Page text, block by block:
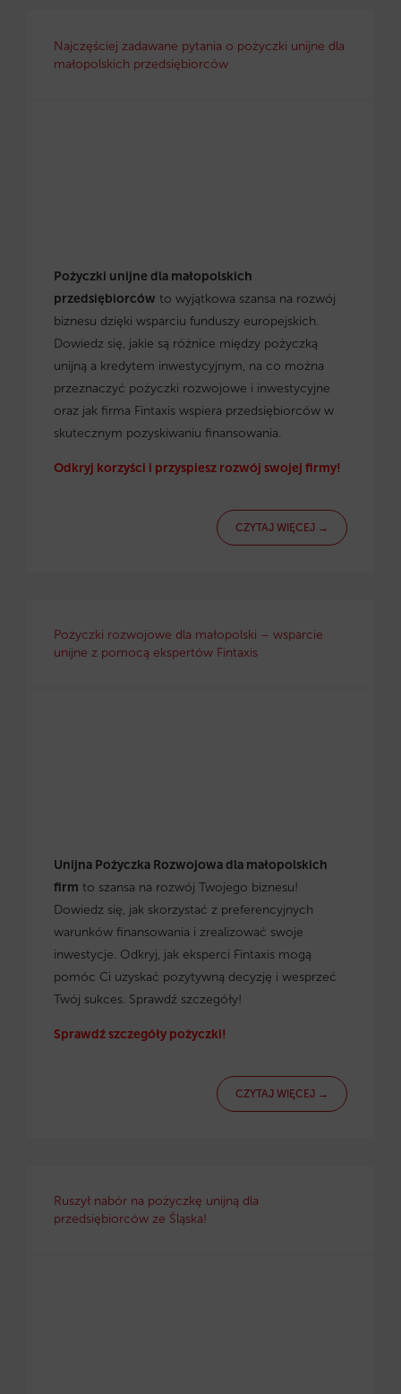
Najczęściej zadawane pytania o pożyczki unijne dla
małopolskich przedsiębiorców
Pożyczki unijne dla małopolskich
przedsiębiorców to wyjątkowa szansa na rozwój
biznesu dzięki wsparciu funduszy europejskich.
Dowiedz się, jakie są różnice między pożyczką
unijną a kredytem inwestycyjnym, na co można
przeznaczyć pożyczki rozwojowe i inwestycyjne
oraz jak firma Fintaxis wspiera przedsiębiorców w
skutecznym pozyskiwaniu finansowania.
Odkryj korzyści i przyspiesz rozwój swojej firmy!
CZYTAJ WIĘCEJ →
Pożyczki rozwojowe dla małopolski – wsparcie
unijne z pomocą ekspertów Fintaxis
Unijna Pożyczka Rozwojowa dla małopolskich
firm to szansa na rozwój Twojego biznesu!
Dowiedz się, jak skorzystać z preferencyjnych
warunków finansowania i zrealizować swoje
inwestycje. Odkryj, jak eksperci Fintaxis mogą
pomóc Ci uzyskać pozytywną decyzję i wesprzeć
Twój sukces. Sprawdź szczegóły!
Sprawdź szczegóły pożyczki!
CZYTAJ WIĘCEJ →
Ruszył nabór na pożyczkę unijną dla
przedsiębiorców ze Śląska!